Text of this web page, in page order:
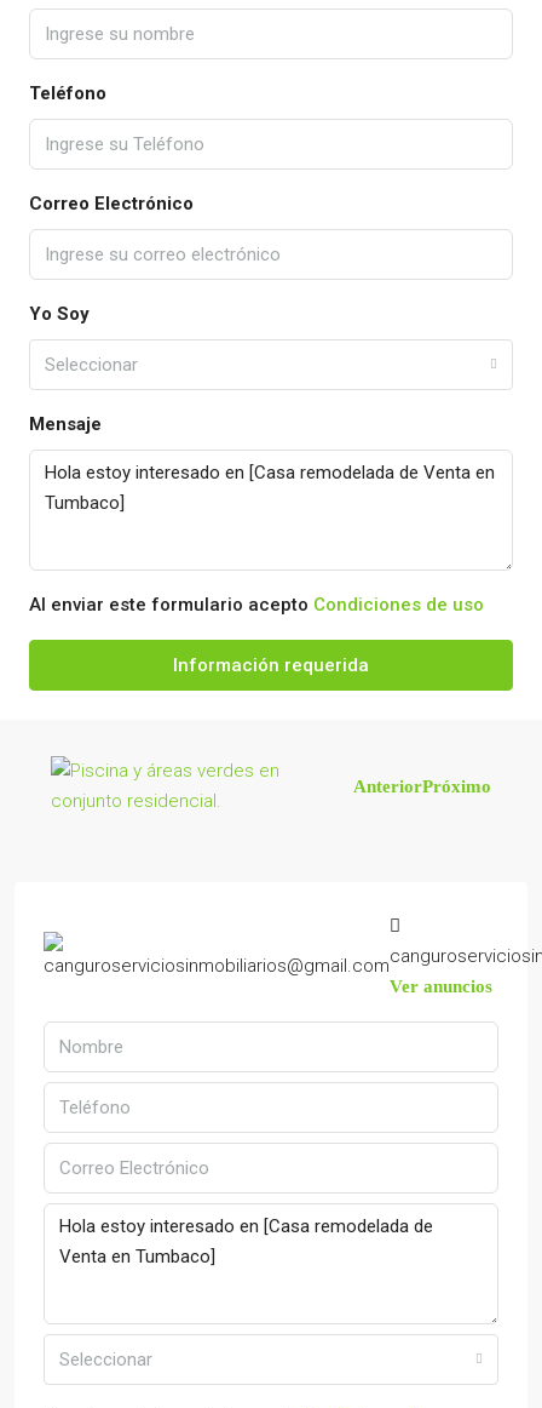
Teléfono
Correo Electrónico
Yo Soy
Seleccionar
Mensaje
Al enviar este formulario acepto Condiciones de uso
Información requerida
AnteriorPróximo
Ver anuncios
Seleccionar